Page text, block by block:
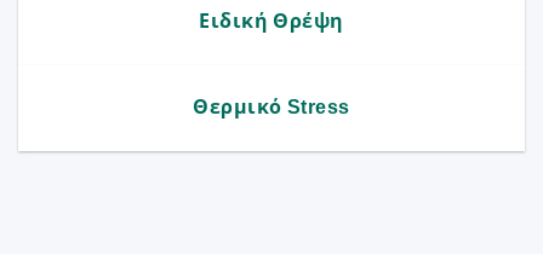
Ειδική Θρέψη
Θερμικό Stress